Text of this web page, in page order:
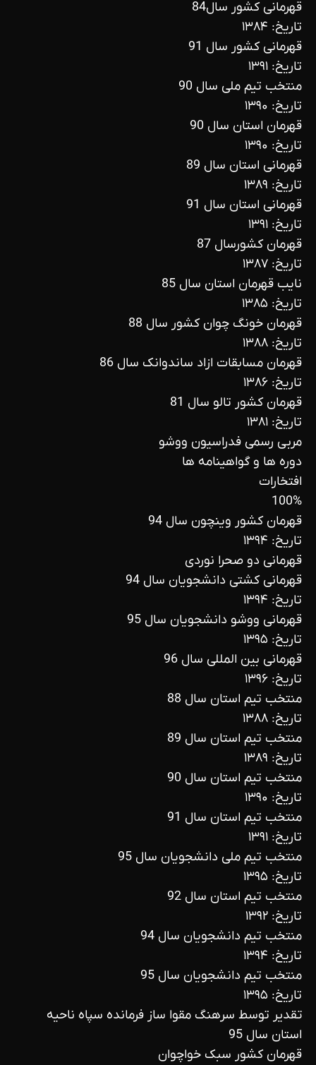
قهرمانی کشور سال84
تاریخ: ۱۳۸۴
قهرمانی کشور سال 91
تاریخ: ۱۳۹۱
منتخب تیم ملی سال 90
تاریخ: ۱۳۹۰
قهرمان استان سال 90
تاریخ: ۱۳۹۰
قهرمانی استان سال 89
تاریخ: ۱۳۸۹
قهرمانی استان سال 91
تاریخ: ۱۳۹۱
قهرمان کشورسال 87
تاریخ: ۱۳۸۷
نایب قهرمان استان سال 85
تاریخ: ۱۳۸۵
قهرمان خونگ چوان کشور سال 88
تاریخ: ۱۳۸۸
قهرمان مسابقات ازاد ساندوانک سال 86
تاریخ: ۱۳۸۶
قهرمان کشور تالو سال 81
تاریخ: ۱۳۸۱
مربی رسمی فدراسیون ووشو
دوره ها و گواهینامه ها
افتخارات
100%
قهرمان کشور وینچون سال 94
تاریخ: ۱۳۹۴
قهرمانی دو صحرا نوردی
قهرمانی کشتی دانشجویان سال 94
تاریخ: ۱۳۹۴
قهرمانی ووشو دانشجویان سال 95
تاریخ: ۱۳۹۵
قهرمانی بین المللی سال 96
تاریخ: ۱۳۹۶
منتخب تیم استان سال 88
تاریخ: ۱۳۸۸
منتخب تیم استان سال 89
تاریخ: ۱۳۸۹
منتخب تیم استان سال 90
تاریخ: ۱۳۹۰
منتخب تیم استان سال 91
تاریخ: ۱۳۹۱
منتخب تیم ملی دانشجویان سال 95
تاریخ: ۱۳۹۵
منتخب تیم استان سال 92
تاریخ: ۱۳۹۲
منتخب تیم دانشجویان سال 94
تاریخ: ۱۳۹۴
منتخب تیم دانشجویان سال 95
تاریخ: ۱۳۹۵
تقدیر توسط سرهنگ مقوا ساز فرمانده سپاه ناحیه
استان سال 95
قهرمان کشور سبک خواچوان